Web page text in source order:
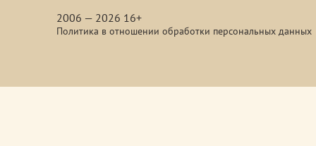
2006 — 2026 16+
Политика в отношении обработки персональных данных